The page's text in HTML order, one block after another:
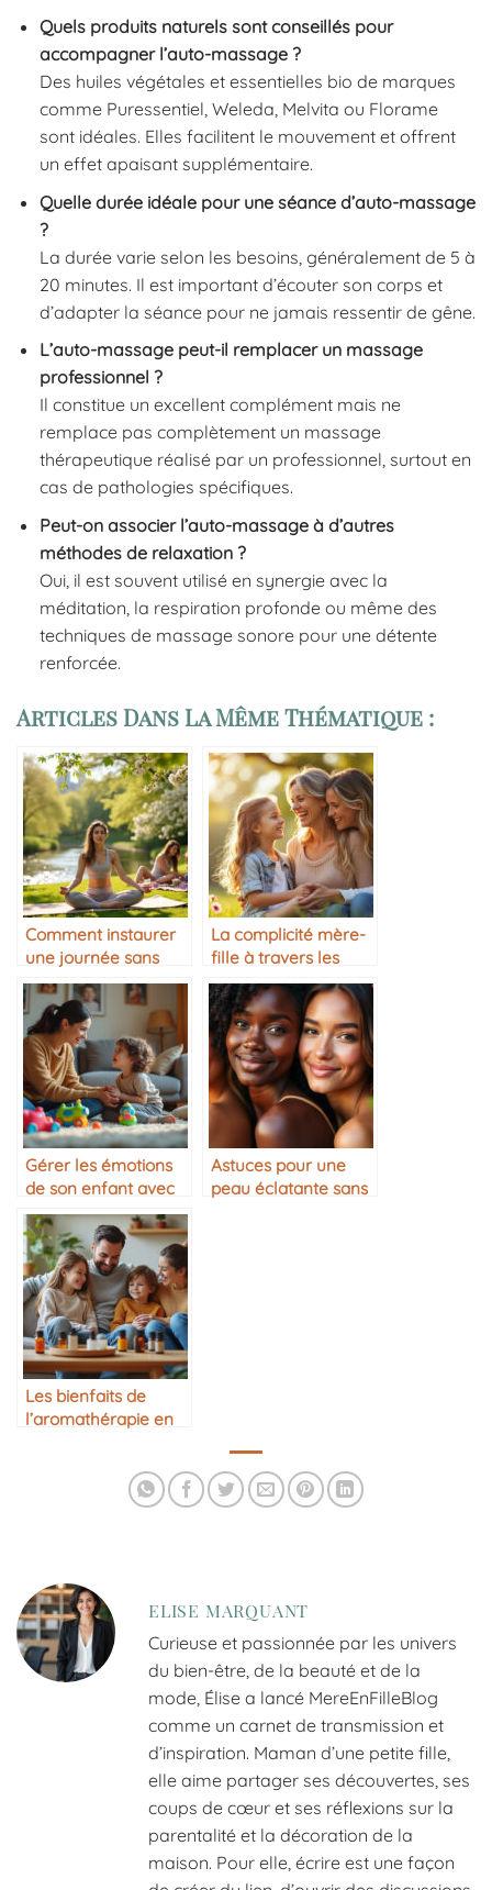
Quels produits naturels sont conseillés pour
accompagner l’auto-massage ?
Des huiles végétales et essentielles bio de marques
comme Puressentiel, Weleda, Melvita ou Florame
sont idéales. Elles facilitent le mouvement et offrent
un effet apaisant supplémentaire.
Quelle durée idéale pour une séance d’auto-massage
?
La durée varie selon les besoins, généralement de 5 à
20 minutes. Il est important d’écouter son corps et
d’adapter la séance pour ne jamais ressentir de gêne.
L’auto-massage peut-il remplacer un massage
professionnel ?
Il constitue un excellent complément mais ne
remplace pas complètement un massage
thérapeutique réalisé par un professionnel, surtout en
cas de pathologies spécifiques.
Peut-on associer l’auto-massage à d’autres
méthodes de relaxation ?
Oui, il est souvent utilisé en synergie avec la
méditation, la respiration profonde ou même des
techniques de massage sonore pour une détente
renforcée.
Articles Dans La Même Thématique :
Comment instaurer
une journée sans
stress
La complicité mère-
fille à travers les
années
Gérer les émotions
de son enfant avec
bienveillance
Astuces pour une
peau éclatante sans
Les bienfaits de
l’aromathérapie en
ELISE MARQUANT
Curieuse et passionnée par les univers
du bien-être, de la beauté et de la
mode, Élise a lancé MereEnFilleBlog
comme un carnet de transmission et
d’inspiration. Maman d’une petite fille,
elle aime partager ses découvertes, ses
coups de cœur et ses réflexions sur la
parentalité et la décoration de la
maison. Pour elle, écrire est une façon